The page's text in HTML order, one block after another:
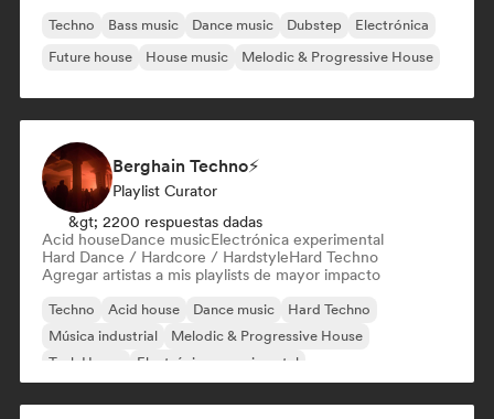
Techno Bass music Dance music Dubstep
Electrónica
Future house
House music Melodic & Progressive House
Berghain Techno⚡
Playlist Curator
&gt; 2200 respuestas dadas
Acid houseDance musicElectrónica experimental
Hard Dance / Hardcore / HardstyleHard Techno
Agregar artistas a mis playlists de mayor impacto
Techno Acid house Dance music
Hard Techno
Música industrial
Melodic & Progressive House
Tech House
Electrónica experimental